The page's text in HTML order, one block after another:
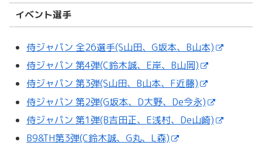
イベント選手
侍ジャパン 全26選手(S山田、G坂本、B山本)
侍ジャパン 第4弾(C鈴木誠、E岸、B山岡)
侍ジャパン 第3弾(S山田、B山本、F近藤)
侍ジャパン 第2弾(G坂本、D大野、De今永)
侍ジャパン 第1弾(B吉田正、E浅村、De山崎)
B9&TH第3弾(C鈴木誠、G丸、L森)